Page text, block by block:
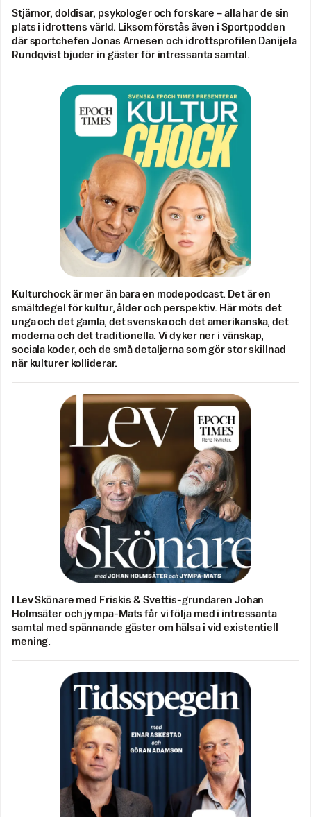
Stjärnor, doldisar, psykologer och forskare – alla har de sin
plats i idrottens värld. Liksom förstås även i Sportpodden
där sportchefen Jonas Arnesen och idrottsprofilen Danijela
Rundqvist bjuder in gäster för intressanta samtal.
Kulturchock är mer än bara en modepodcast. Det är en
smältdegel för kultur, ålder och perspektiv. Här möts det
unga och det gamla, det svenska och det amerikanska, det
moderna och det traditionella. Vi dyker ner i vänskap,
sociala koder, och de små detaljerna som gör stor skillnad
när kulturer kolliderar.
I Lev Skönare med Friskis & Svettis-grundaren Johan
Holmsäter och jympa-Mats får vi följa med i intressanta
samtal med spännande gäster om hälsa i vid existentiell
mening.